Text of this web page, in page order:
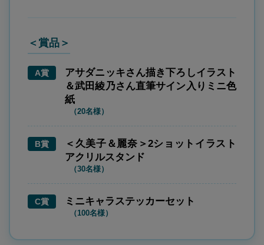
＜賞品＞
A賞
アサダニッキさん描き下ろしイラスト
＆武田綾乃さん直筆サイン入りミニ色
紙
（20名様）
B賞
＜久美子＆麗奈＞2ショットイラスト
アクリルスタンド
（30名様）
C賞 ミニキャラステッカーセット
（100名様）